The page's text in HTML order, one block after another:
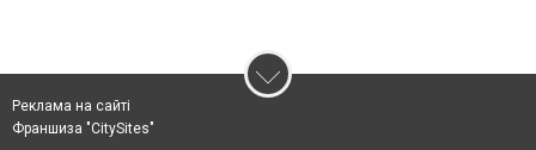
Реклама на сайті
Франшиза "CitySites"